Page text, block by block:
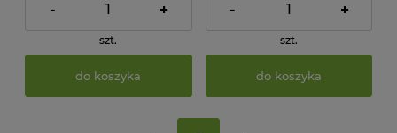
- +
szt.
do koszyka
- +
szt.
do koszyka